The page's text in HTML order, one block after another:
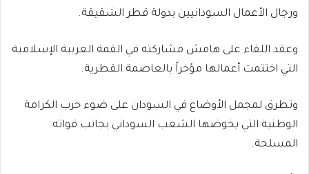
ورجال الأعمال السودانيين بدولة قطر الشقيقة.
وعقد اللقاء على هامش مشاركته في القمة العربية الإسلامية
التي اختتمت أعمالها مؤخراً بالعاصمة القطرية.
وتطرق لمجمل الأوضاع في السودان على ضوء حرب الكرامة
الوطنية التي يخوضها الشعب السوداني بجانب قواته
المسلحة.